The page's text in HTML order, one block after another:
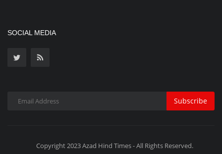
SOCIAL MEDIA
Subscribe
Copyright 2023 Azad Hind Times - All Rights Reserved.